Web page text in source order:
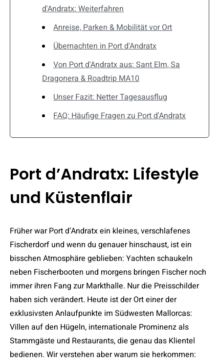
d'Andratx: Weiterfahren
Anreise, Parken & Mobilität vor Ort
Übernachten in Port d'Andratx
Von Port d'Andratx aus: Sant Elm, Sa
Dragonera & Roadtrip MA10
Unser Fazit: Netter Tagesausflug
FAQ: Häufige Fragen zu Port d'Andratx
Port d’Andratx: Lifestyle
und Küstenflair
Früher war Port d’Andratx ein kleines, verschlafenes
Fischerdorf und wenn du genauer hinschaust, ist ein
bisschen Atmosphäre geblieben: Yachten schaukeln
neben Fischerbooten und morgens bringen Fischer noch
immer ihren Fang zur Markthalle. Nur die Preisschilder
haben sich verändert. Heute ist der Ort einer der
exklusivsten Anlaufpunkte im Südwesten Mallorcas:
Villen auf den Hügeln, internationale Prominenz als
Stammgäste und Restaurants, die genau das Klientel
bedienen. Wir verstehen aber warum sie herkommen: